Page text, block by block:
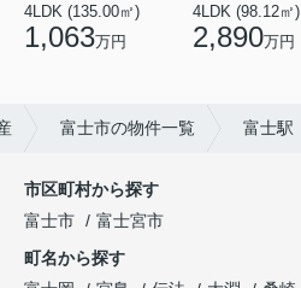
4LDK (135.00㎡)
1,063万円
4LDK (98.12㎡)
2,890万円
富士市の物件一覧 富士駅
市区町村から探す
富士市
富士宮市
町名から探す